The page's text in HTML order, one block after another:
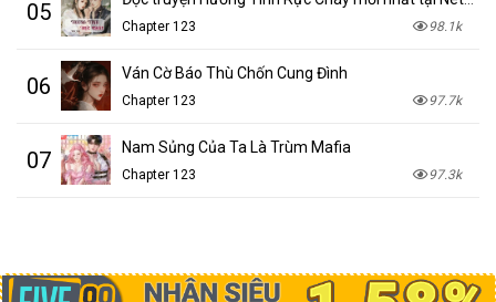
05
Chapter 123 98.1k
06 Ván Cờ Báo Thù Chốn Cung Đình
Chapter 123 97.7k
07 Nam Sủng Của Ta Là Trùm Mafia
Chapter 123 97.3k